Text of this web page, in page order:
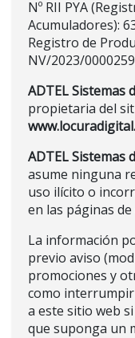
Nº RII PYA
Acumuladores):
Registro de
NV/2023/
ADTEL Sistemas
propietaria del
ADTEL Sistemas
asume ninguna
uso ilícito o
en las páginas de
La información
previo aviso
promociones y
como interrumpir
a este sitio web
que suponga un